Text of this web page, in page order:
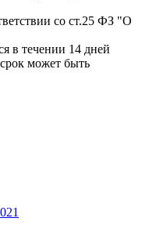
со ст.25 ФЗ "О
в течении 14 дней
может быть